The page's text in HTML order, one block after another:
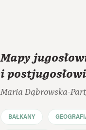
Mapy
i
Maria Dąbrowska-
BAŁKANY